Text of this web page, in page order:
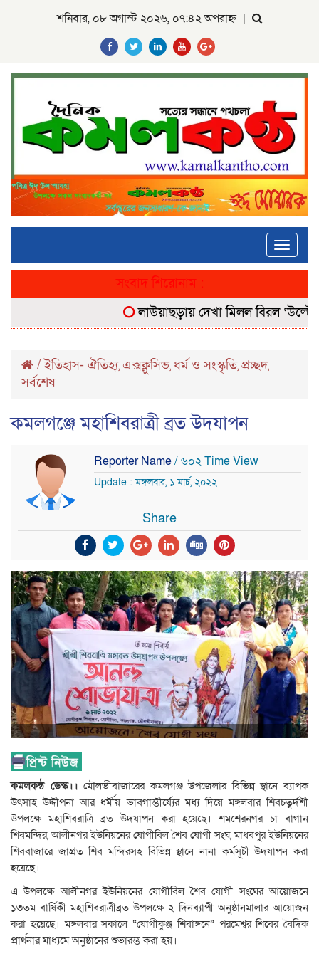
শনিবার, ০৮ অগাস্ট ২০২৬, ০৭:৪২ অপরাহ্ন |
Toggle
সংবাদ শিরোনাম :
লাউয়াছড়ায় দেখা মিলল বিরল
/ইতিহাস- ঐতিহ্য, এক্সক্লুসিভ, ধর্ম ও সংস্কৃতি, প্রচ্ছদ,
সর্বশেষ
কমলগঞ্জে মহাশিবরাত্রী ব্রত উদযাপন
Reporter Name/ ৬০২ Time View
Update : মঙ্গলবার, ১ মার্চ, ২০২২
Share
কমলকন্ঠ ডেস্ক।। মৌলভীবাজারের কমলগঞ্জ উপজেলার বিভিন্ন স্থানে ব্যাপক
উৎসাহ উদ্দীপনা আর ধর্মীয় ভাবগাম্ভীর্য্যের মধ্য দিয়ে মঙ্গলবার শিবচতুর্দশী
উপলক্ষে মহাশিবরাত্রি ব্রত উদযাপন করা হয়েছে। শমশেরনগর চা বাগান
শিবমন্দির, আলীনগর ইউনিয়নের যোগীবিল শৈব যোগী সংঘ, মাধবপুর ইউনিয়নের
শিববাজারে জাগ্রত শিব মন্দিরসহ বিভিন্ন স্থানে নানা কর্মসূচী উদযাপন করা
হয়েছে।
এ উপলক্ষে আলীনগর ইউনিয়নের যোগীবিল শৈব যোগী সংঘের আয়োজনে
১৩তম বার্ষিকী মহাশিবরাত্রীব্রত উপলক্ষে ২ দিনব্যাপী অনুষ্ঠানমালার আয়োজন
করা হয়েছে। মঙ্গলবার সকালে “যোগীকুঞ্জ শিবাঙ্গনে” পরমেশ্বর শিবের বৈদিক
প্রার্থনার মাধ্যমে অনুষ্ঠানের শুভারম্ভ করা হয়।